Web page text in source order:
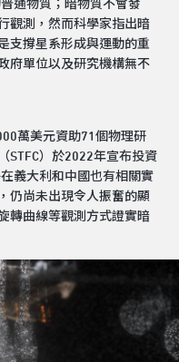
通物質；暗物質不會發
觀測，然而科學家指出暗
支撐星系形成與運動的重
府單位以及研究機構無不
萬美元資助71個物理研
STFC）於2022年宣布投資
義大利和中國也有相關實
仍尚未出現令人振奮的顯
轉曲線等觀測方式證實暗